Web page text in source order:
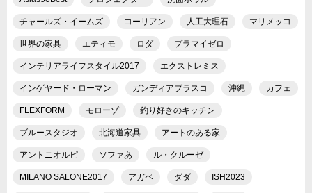
チャールズ・イームズ コーリアン 人工大理石 マリメッコ
世界の家具 エティモ ロダ プラマイゼロ
インテリアライフスタイル2017 エクストレミス
インゲヤード・ローマン ガンディアブラスコ 沖縄 カフェ
FLEXFORM モローゾ 釣り好きのキッチン
ブルースタジオ 北海道家具 アートのある家
アントニオルピ ソファあ ル・クルーゼ
MILANO SALONE2017 アガペ ダダ ISH2023